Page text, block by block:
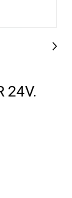
24V.